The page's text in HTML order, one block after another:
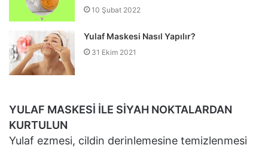
10 Şubat 2022
Yulaf Maskesi Nasıl Yapılır?
31 Ekim 2021
YULAF MASKESİ İLE SİYAH NOKTALARDAN
KURTULUN
Yulaf ezmesi, cildin derinlemesine temizlenmesi